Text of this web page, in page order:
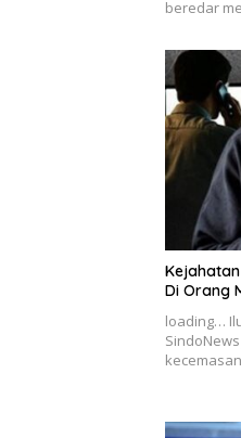
beredar
Di Orang
loading…